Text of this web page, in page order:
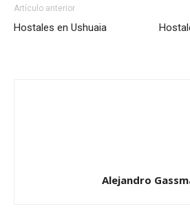
Artículo anterior
Hostales en Ushuaia
Alejandro